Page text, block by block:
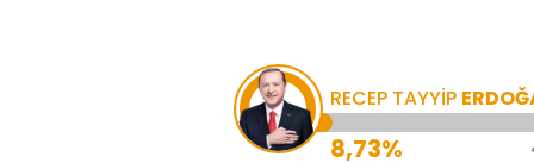
RECEP TAYYİP
8,73%